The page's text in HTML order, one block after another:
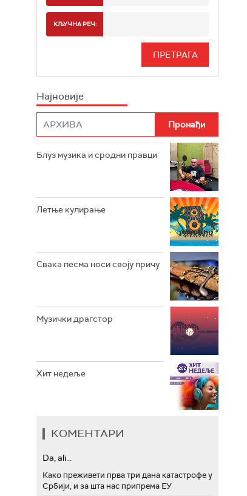
РАДИО БЕОГРАД 3
РАДИО РОКЕНРОЛЕР
РАДИО ЏУБОКС
РАДИО ВРТЕШКА
РАДИО ЏЕЗЕР
ИНФО
КЉУЧНА РЕЧ:
Најновије
Блуз музика и сродни правци
Летње кулирање
Свака песма носи своју причу
Музички драгстор
Хит недеље
КОМЕНТАРИ
Da, ali...
Како преживети прва три дана катастрофе у
Србији, и за шта нас припрема ЕУ